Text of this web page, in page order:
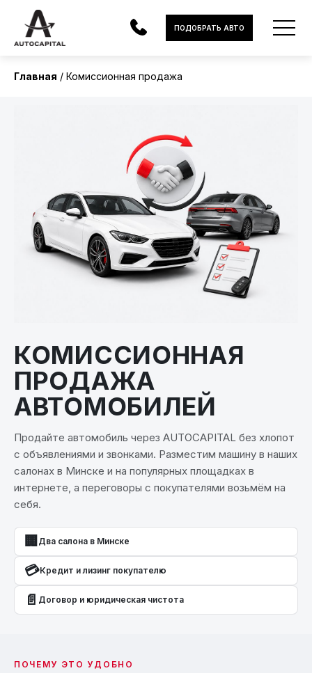
УСЛУГИ
ЛИЗИНГ
НОВОСТИ
ВАКАНСИИ
О КОМПАНИИ
КОНТАКТЫ
ПОДОБРАТЬ АВТО
Главная Комиссионная продажа
КОМИССИОННАЯ
ПРОДАЖА
АВТОМОБИЛЕЙ
Продайте автомобиль через AUTOCAPITAL без хлопот
с объявлениями и звонками. Разместим машину в наших
салонах в Минске и на популярных площадках в
интернете, а переговоры с покупателями возьмём на
себя.
🏢 Два салона в Минске
💳Кредит и лизинг покупателю
📄 Договор и юридическая чистота
ПОЧЕМУ ЭТО УДОБНО